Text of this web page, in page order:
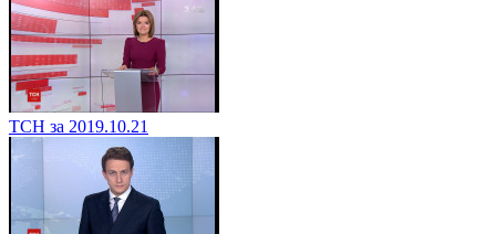
ТСН за 2019.10.21